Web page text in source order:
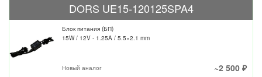
DORS UE15-120125SPA4
Блок питания (БП)
15W / 12V - 1.25A / 5.5×2.1 mm
Новый аналог ~2 500 ₽